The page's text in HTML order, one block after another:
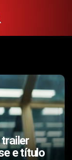
e título